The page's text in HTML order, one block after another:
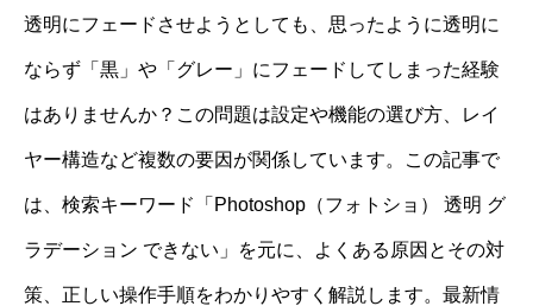
透明にフェードさせようとしても、思ったように透明に
ならず「黒」や「グレー」にフェードしてしまった経験
はありませんか？この問題は設定や機能の選び方、レイ
ヤー構造など複数の要因が関係しています。この記事で
は、検索キーワード「Photoshop（フォトショ） 透明 グ
ラデーション できない」を元に、よくある原因とその対
策、正しい操作手順をわかりやすく解説します。最新情